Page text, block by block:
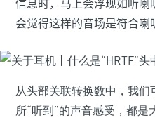
信息时，马上会浮现如听
会觉得这样的音场是符合喇
从头部关联转换数中，我们
所“听到”的声音感受，都